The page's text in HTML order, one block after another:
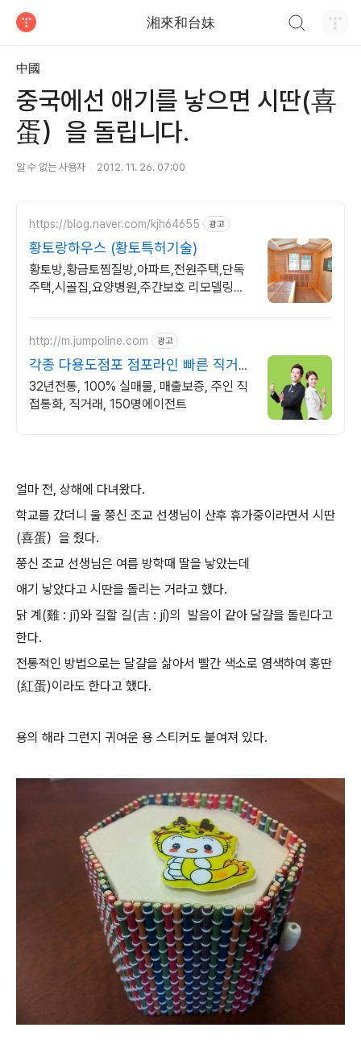
湘來和台妹
中國
중국에선 애기를 낳으면 시딴(喜
蛋）을 돌립니다.
알 수 없는 사용자 2012. 11. 26. 07:00
https://blog.naver.com/kjh64655 광고
황토랑하우스 (황토특허기술)
황토방,황금토찜질방,아파트,전원주택,단독
주택,시골집,요양병원,주간보호 리모델링전
http://m.jumpoline.com 광고
각종 다용도점포 점포라인 빠른 직거래
& 안전중개거래
32년전통, 100% 실매물, 매출보증, 주인 직
접통화, 직거래, 150명에이전트
얼마 전, 상해에 다녀왔다.
학교를 갔더니 울 쭝신 조교 선생님이 산후 휴가중이라면서 시딴
(喜蛋）을 줬다.
쭝신 조교 선생님은 여름 방학때 딸을 낳았는데
애기 낳았다고 시딴을 돌리는 거라고 했다.
닭 계(雞 : jī)와 길할 길(吉 : jí)의 발음이 같아 달걀을 돌린다고
한다.
전통적인 방법으로는 달걀을 삶아서 빨간 색소로 염색하여 홍딴
(紅蛋)이라도 한다고 했다.
용의 해라 그런지 귀여운 용 스티커도 붙여져 있다.